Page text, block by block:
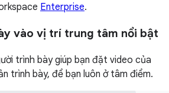
Enterprise.
vào vị trí trung tâm nổi bật
trình bày giúp bạn đặt video của
trình bày, để bạn luôn ở tâm điểm.